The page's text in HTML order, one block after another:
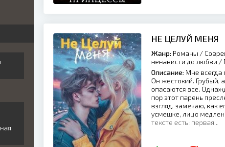
НЕ ЦЕЛУЙ МЕНЯ
Жанр: Романы /
ненависти до любви /
Описание: Мне всегда
Он жестокий. Грубый,
опасаются все.
пор этот парень
взгляд, замечаю, как
усмешке, лицо
тексте есть: первая...